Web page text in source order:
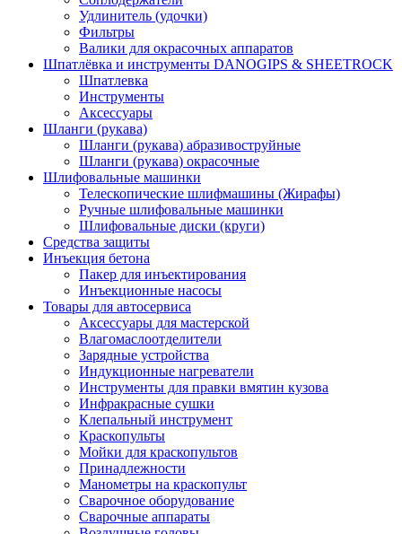
Удлинитель (удочки)
Фильтры
Валики для окрасочных аппаратов
Шпатлёвка и инструменты DANOGIPS & SHEETROCK
Шпатлевка
Инструменты
Аксессуары
Шланги (рукава)
Шланги (рукава) абразивоструйные
Шланги (рукава) окрасочные
Шлифовальные машинки
Телескопические шлифмашины (Жирафы)
Ручные шлифовальные машинки
Шлифовальные диски (круги)
Средства защиты
Инъекция бетона
Пакер для инъектирования
Инъекционные насосы
Товары для автосервиса
Аксессуары для мастерской
Влагомаслоотделители
Зарядные устройства
Индукционные нагреватели
Инструменты для правки вмятин кузова
Инфракрасные сушки
Клепальный инструмент
Краскопульты
Мойки для краскопультов
Принадлежности
Манометры на краскопульт
Сварочное оборудование
Сварочные аппараты